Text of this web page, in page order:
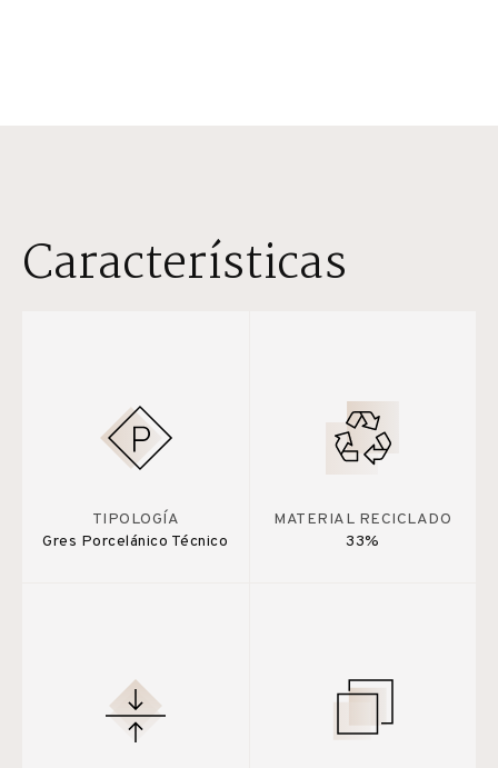
Características
TIPOLOGÍA
Gres Porcelánico Técnico
MATERIAL RECICLADO
33%